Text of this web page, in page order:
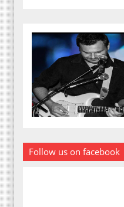
Follow us on facebook